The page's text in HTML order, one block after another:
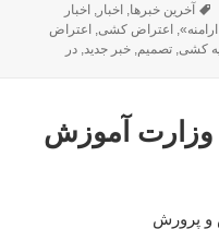
برچسب‌ها
آخرین خبرها, اخبار, اخبار
, اعتراض کشی, اعتراض
کشی,تصمیم,خبر جدید,در
وزارت آموزش
و پرورش